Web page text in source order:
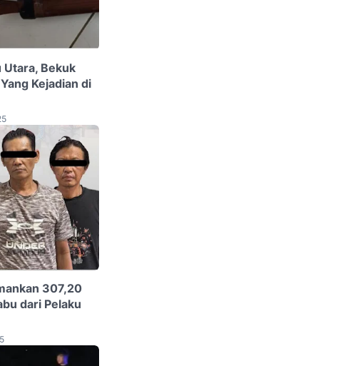
Utara, Bekuk
Kejadian di
307,20
dari Pelaku